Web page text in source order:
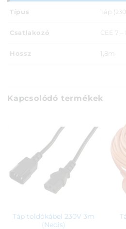
Típus Táp
Csatlakozó CEE 7 –
Hossz 1,8m
Kapcsolódó termékek
Táp toldókábel 230V 3m
(Nedis)